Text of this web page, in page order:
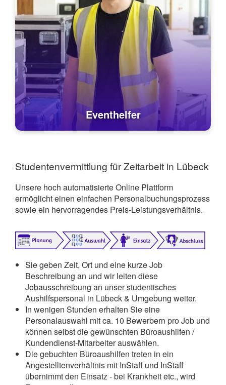
Eventhelfer
Studentenvermittlung für Zeitarbeit in Lübeck
Unsere hoch automatisierte Online Plattform
ermöglicht einen einfachen Personalbuchungsprozess
sowie ein hervorragendes Preis-Leistungsverhältnis.
Sie geben Zeit, Ort und eine kurze Job
Beschreibung an und wir leiten diese
Jobausschreibung an unser studentisches
Aushilfspersonal in Lübeck & Umgebung weiter.
In wenigen Stunden erhalten Sie eine
Personalauswahl mit ca. 10 Bewerbern pro Job und
können selbst die gewünschten Büroaushilfen /
Kundendienst-Mitarbeiter auswählen.
Die gebuchten Büroaushilfen treten in ein
Angestelltenverhältnis mit InStaff und InStaff
übernimmt den Einsatz - bei Krankheit etc., wird